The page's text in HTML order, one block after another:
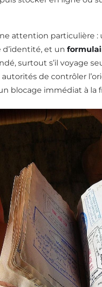
attention particulière
d’identité, et un
surtout s’il voyage
de contrôler
blocage immédiat à la